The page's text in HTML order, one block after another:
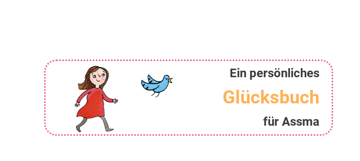
Ein persönliches
Glücksbuch
für Assma